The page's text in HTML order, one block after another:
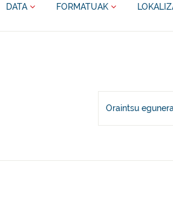
DATA FORMATUAK
Oraintsu